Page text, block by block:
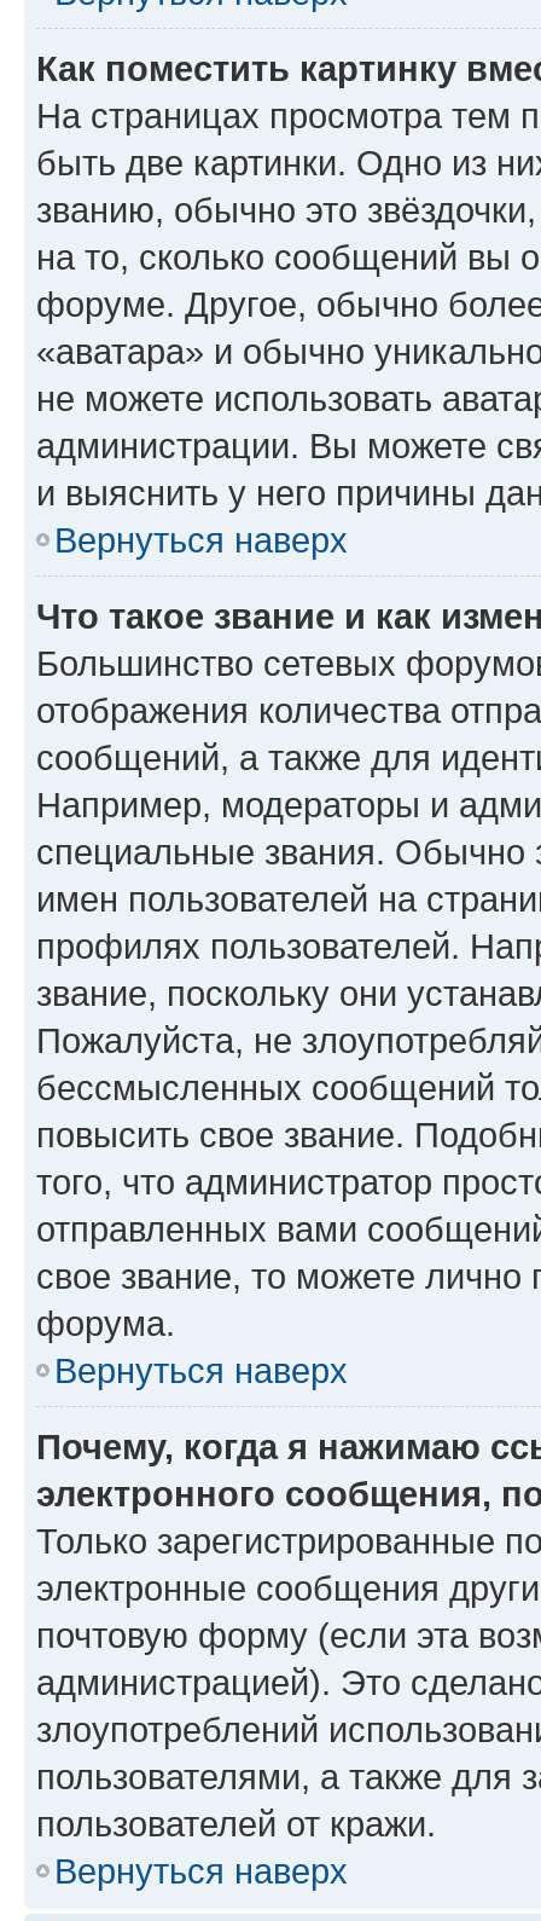
Как поместить картинку
На страницах просмотра тем
быть две картинки. Одно из
званию, обычно это
на то, сколько сообщений вы
форуме. Другое, обычно
«аватара» и обычно
не можете использовать
администрации. Вы можете
и выяснить у него причины
Вернуться наверх
Что такое звание и как
Большинство сетевых
отображения количества
сообщений, а также для
Например, модераторы и
специальные звания. Обычно
имен пользователей на
профилях пользователей.
звание, поскольку они
Пожалуйста, не
бессмысленных сообщений
повысить свое звание.
того, что администратор
отправленных вами
свое звание, то можете лично
форума.
Вернуться наверх
Почему, когда я нажимаю
электронного сообщения,
Только зарегистрированные
электронные сообщения
почтовую форму (если эта
администрацией). Это
злоупотреблений
пользователями, а также для
пользователей от кражи.
Вернуться наверх